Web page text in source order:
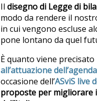
Il disegno di Legge di
modo da rendere il
in cui vengono escluse
pone lontano da quel
È quanto viene precisato
all’attuazione
occasione dell’ASviS live
proposte per migliorare